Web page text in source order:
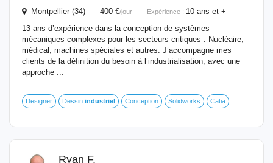
Montpellier (34) 400 €/jour Expérience : 10 ans et +
13 ans d’expérience dans la conception de systèmes
mécaniques complexes pour les secteurs critiques : Nucléaire,
médical, machines spéciales et autres. J’accompagne mes
clients de la définition du besoin à l’industrialisation, avec une
approche ...
Designer Dessin industriel Conception Solidworks Catia
Ryan F.